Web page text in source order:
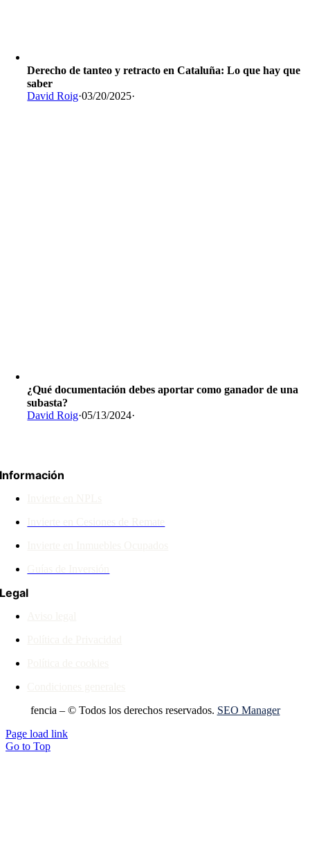
Derecho de tanteo y retracto en Cataluña: Lo que hay que
saber
David Roig·03/20/2025·
¿Qué documentación debes aportar como ganador de una
subasta?
David Roig·05/13/2024·
Información
Legal
fencia – © Todos los derechos reservados. SEO Manager
Page load link
Go to Top